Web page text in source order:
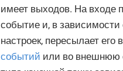
имеет выходов. На входе
событие и, в зависимости
настроек, пересылает его в
событий или во внешнюю